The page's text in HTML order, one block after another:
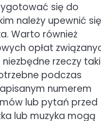
się do
należy upewnić
Warto również
opłat
rzeczy
podczas
numerem
lub pytań przed
lub muzyka mogą